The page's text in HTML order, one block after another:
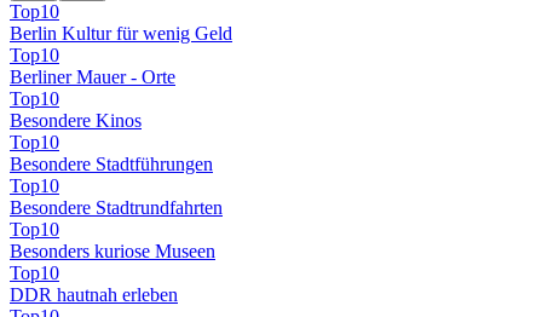
Top10
Berlin Kultur für wenig Geld
Top10
Berliner Mauer - Orte
Top10
Besondere Kinos
Top10
Besondere Stadtführungen
Top10
Besondere Stadtrundfahrten
Top10
Besonders kuriose Museen
Top10
DDR hautnah erleben